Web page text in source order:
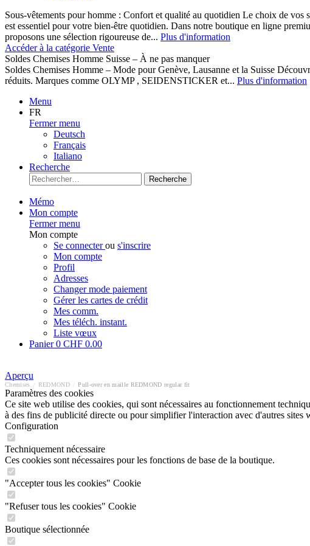
Sous-vêtements pour homme : Confort et qualité au quotidien Le choix de vos
est essentiel pour votre bien-être quotidien. Dans notre boutique en ligne
proposons une sélection rigoureuse de... Plus d'information
Accéder à la catégorie Vente
Soldes Chemises Homme Suisse – À ne pas manquer
Soldes Chemises Homme – Mode pour Genève, Lausanne et la Suisse
réduits. Marques comme OLYMP , SEIDENSTICKER et... Plus d'information
Menu
FR
Fermer menu
Deutsch
Français
Italiano
Recherche
Recherche
Mémo
Mon compte
Fermer menu
Mon compte
Se connecterou s'inscrire
Mon compte
Profil
Adresses
Changer mode paiement
Gérer les cartes de crédit
Mes comm.
Mes téléch. instant.
Liste vœux
Panier0 CHF 0.00
Aperçu
Chemises REDMOND Pull-over en maille REDMOND regular fit
Paramètres des cookies
Ce site web utilise des cookies, qui sont nécessaires au fonctionnement
à des fins de publicité directe ou pour simplifier l'interaction avec d'autres sites
Configuration
Techniquement nécessaire
Ces cookies sont nécessaires pour les fonctions de base de la boutique.
"Accepter tous les cookies" Cookie
"Refuser tous les cookies" Cookie
Boutique sélectionnée